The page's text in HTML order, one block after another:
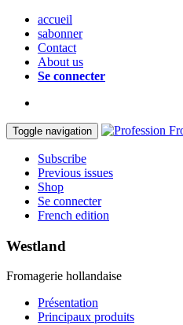
accueil
sabonner
Contact
About us
Se connecter
Toggle navigation
Subscribe
Previous issues
Shop
Se connecter
French edition
Westland
Fromagerie hollandaise
Présentation
Principaux produits